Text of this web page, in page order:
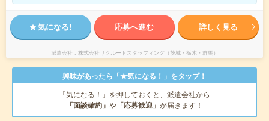
気になる! 応募へ進む 詳しく見る
派遣会社 株式会社リクルートスタッフィング（茨城・栃木・群馬）
興味があったら「★気になる！」をタップ！
「気になる！」を押しておくと、派遣会社から
「面談確約」 や 「応募歓迎」 が届きます！